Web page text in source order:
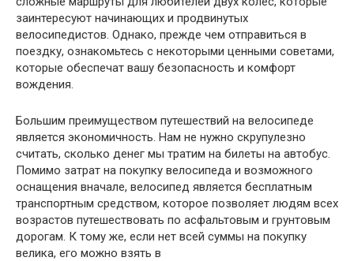
заинтересуют начинающих и продвинутых
велосипедистов. Однако, прежде чем отправиться в
поездку, ознакомьтесь с некоторыми ценными советами,
которые обеспечат вашу безопасность и комфорт
вождения.
Большим преимуществом путешествий на велосипеде
является экономичность. Нам не нужно скрупулезно
считать, сколько денег мы тратим на билеты на автобус.
Помимо затрат на покупку велосипеда и возможного
оснащения вначале, велосипед является бесплатным
транспортным средством, которое позволяет людям всех
возрастов путешествовать по асфальтовым и грунтовым
дорогам. К тому же, если нет всей суммы на покупку
велика, его можно взять в